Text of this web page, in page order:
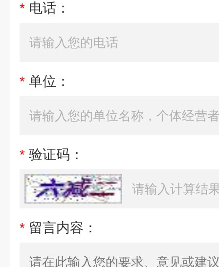
* 电话：
* 单位：
* 验证码：
* 留言内容：